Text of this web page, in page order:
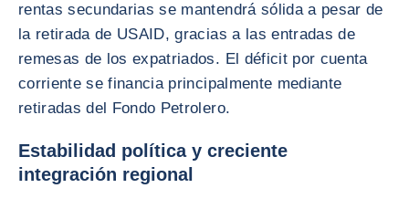
rentas secundarias se mantendrá sólida a pesar de
la retirada de USAID, gracias a las entradas de
remesas de los expatriados. El déficit por cuenta
corriente se financia principalmente mediante
retiradas del Fondo Petrolero.
Estabilidad política y creciente
integración regional